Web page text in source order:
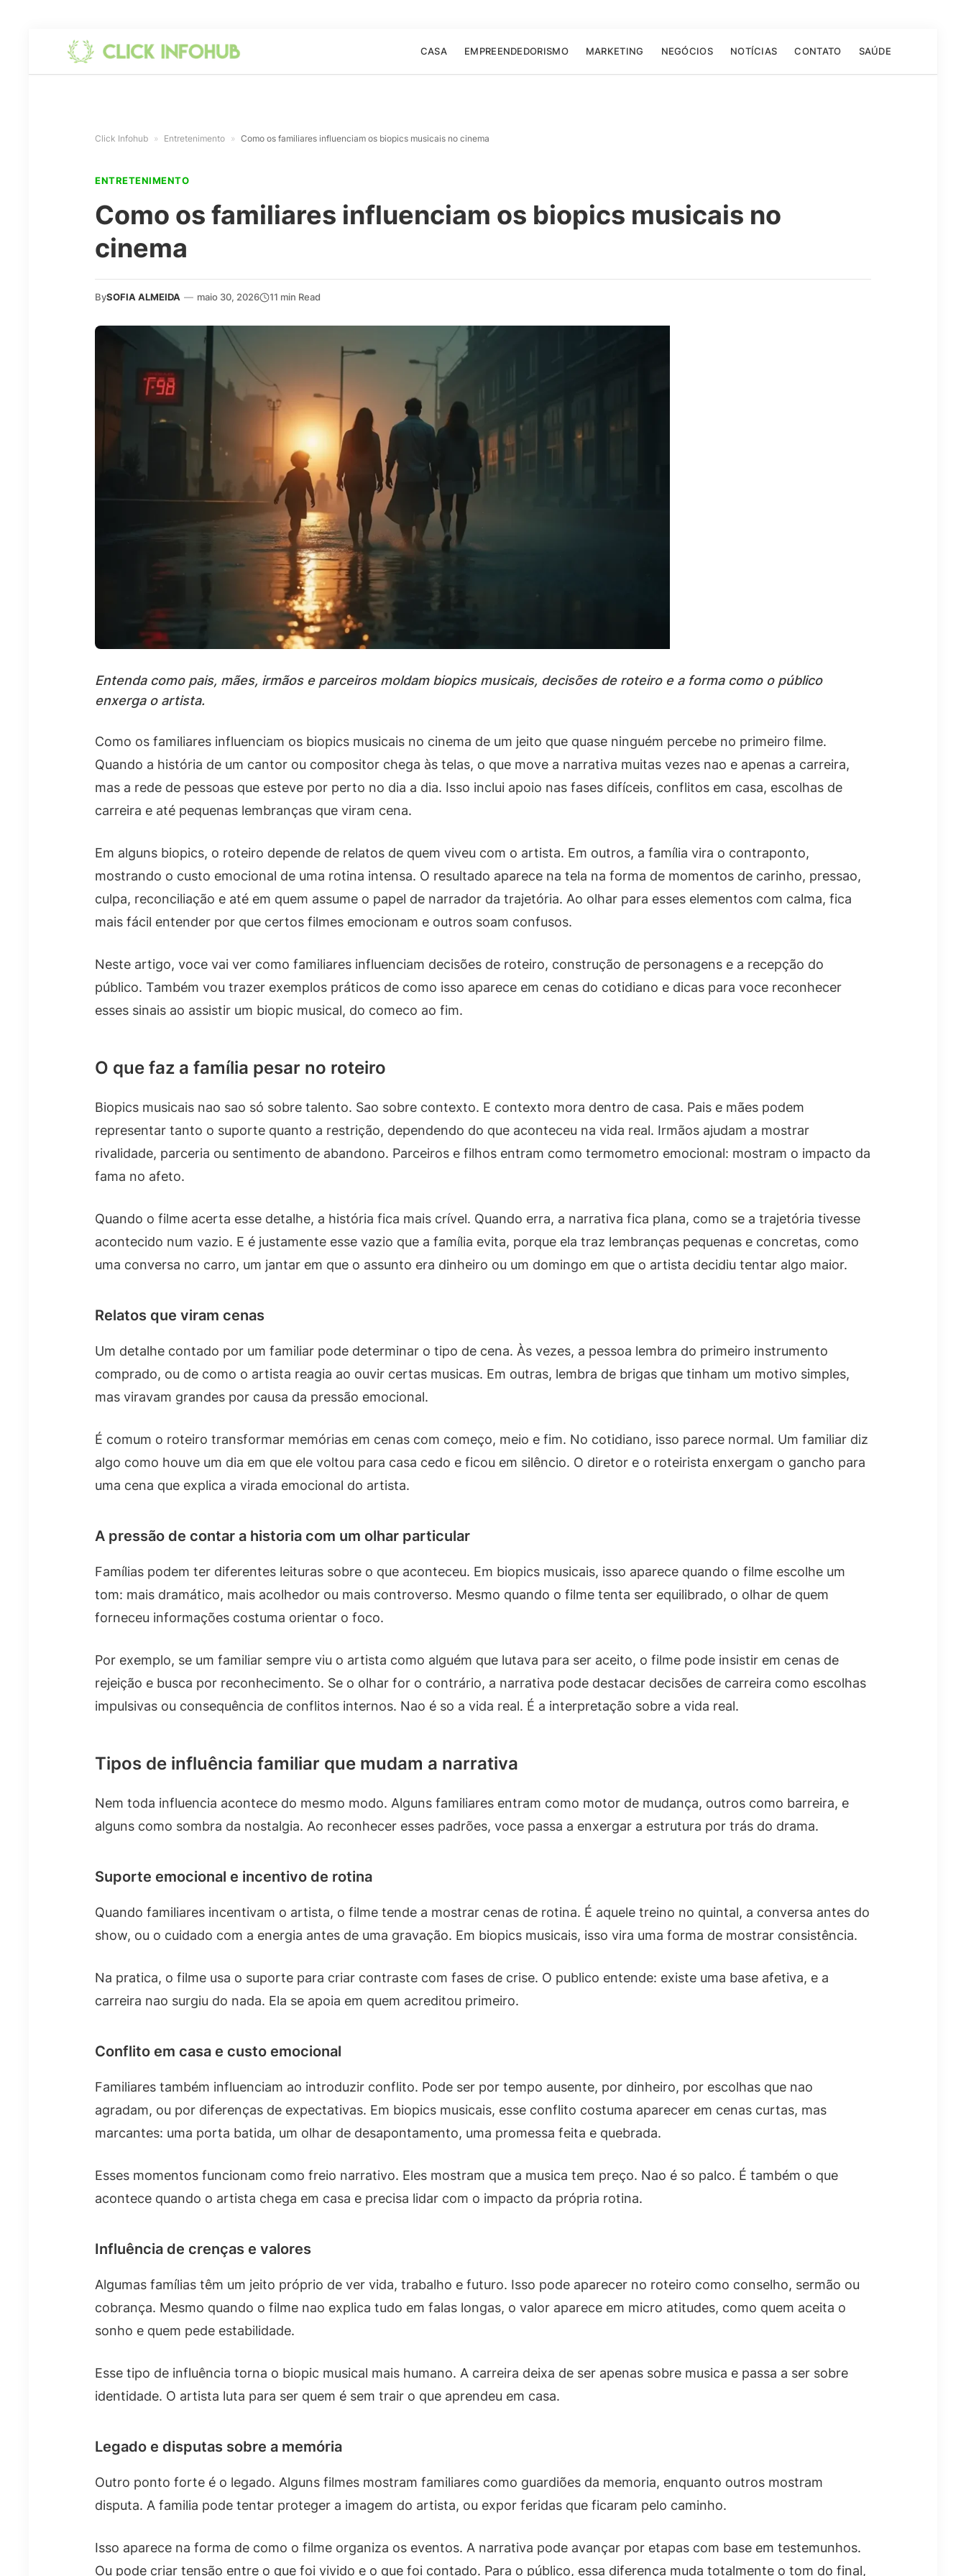
CASA EMPREENDEDORISMO MARKETING NEGÓCIOS NOTÍCIAS CONTATO SAÚDE
Click Infohub » Entretenimento » Como os familiares influenciam os biopics musicais no cinema
ENTRETENIMENTO
Como os familiares influenciam os biopics musicais no
cinema
BySOFIA ALMEIDA — maio 30, 2026 11 min Read
Entenda como pais, mães, irmãos e parceiros moldam biopics musicais, decisões de roteiro e a forma como o público
enxerga o artista.
Como os familiares influenciam os biopics musicais no cinema de um jeito que quase ninguém percebe no primeiro filme.
Quando a história de um cantor ou compositor chega às telas, o que move a narrativa muitas vezes nao e apenas a carreira,
mas a rede de pessoas que esteve por perto no dia a dia. Isso inclui apoio nas fases difíceis, conflitos em casa, escolhas de
carreira e até pequenas lembranças que viram cena.
Em alguns biopics, o roteiro depende de relatos de quem viveu com o artista. Em outros, a família vira o contraponto,
mostrando o custo emocional de uma rotina intensa. O resultado aparece na tela na forma de momentos de carinho, pressao,
culpa, reconciliação e até em quem assume o papel de narrador da trajetória. Ao olhar para esses elementos com calma, fica
mais fácil entender por que certos filmes emocionam e outros soam confusos.
Neste artigo, voce vai ver como familiares influenciam decisões de roteiro, construção de personagens e a recepção do
público. Também vou trazer exemplos práticos de como isso aparece em cenas do cotidiano e dicas para voce reconhecer
esses sinais ao assistir um biopic musical, do comeco ao fim.
O que faz a família pesar no roteiro
Biopics musicais nao sao só sobre talento. Sao sobre contexto. E contexto mora dentro de casa. Pais e mães podem
representar tanto o suporte quanto a restrição, dependendo do que aconteceu na vida real. Irmãos ajudam a mostrar
rivalidade, parceria ou sentimento de abandono. Parceiros e filhos entram como termometro emocional: mostram o impacto da
fama no afeto.
Quando o filme acerta esse detalhe, a história fica mais crível. Quando erra, a narrativa fica plana, como se a trajetória tivesse
acontecido num vazio. E é justamente esse vazio que a família evita, porque ela traz lembranças pequenas e concretas, como
uma conversa no carro, um jantar em que o assunto era dinheiro ou um domingo em que o artista decidiu tentar algo maior.
Relatos que viram cenas
Um detalhe contado por um familiar pode determinar o tipo de cena. Às vezes, a pessoa lembra do primeiro instrumento
comprado, ou de como o artista reagia ao ouvir certas musicas. Em outras, lembra de brigas que tinham um motivo simples,
mas viravam grandes por causa da pressão emocional.
É comum o roteiro transformar memórias em cenas com começo, meio e fim. No cotidiano, isso parece normal. Um familiar diz
algo como houve um dia em que ele voltou para casa cedo e ficou em silêncio. O diretor e o roteirista enxergam o gancho para
uma cena que explica a virada emocional do artista.
A pressão de contar a historia com um olhar particular
Famílias podem ter diferentes leituras sobre o que aconteceu. Em biopics musicais, isso aparece quando o filme escolhe um
tom: mais dramático, mais acolhedor ou mais controverso. Mesmo quando o filme tenta ser equilibrado, o olhar de quem
forneceu informações costuma orientar o foco.
Por exemplo, se um familiar sempre viu o artista como alguém que lutava para ser aceito, o filme pode insistir em cenas de
rejeição e busca por reconhecimento. Se o olhar for o contrário, a narrativa pode destacar decisões de carreira como escolhas
impulsivas ou consequência de conflitos internos. Nao é so a vida real. É a interpretação sobre a vida real.
Tipos de influência familiar que mudam a narrativa
Nem toda influencia acontece do mesmo modo. Alguns familiares entram como motor de mudança, outros como barreira, e
alguns como sombra da nostalgia. Ao reconhecer esses padrões, voce passa a enxergar a estrutura por trás do drama.
Suporte emocional e incentivo de rotina
Quando familiares incentivam o artista, o filme tende a mostrar cenas de rotina. É aquele treino no quintal, a conversa antes do
show, ou o cuidado com a energia antes de uma gravação. Em biopics musicais, isso vira uma forma de mostrar consistência.
Na pratica, o filme usa o suporte para criar contraste com fases de crise. O publico entende: existe uma base afetiva, e a
carreira nao surgiu do nada. Ela se apoia em quem acreditou primeiro.
Conflito em casa e custo emocional
Familiares também influenciam ao introduzir conflito. Pode ser por tempo ausente, por dinheiro, por escolhas que nao
agradam, ou por diferenças de expectativas. Em biopics musicais, esse conflito costuma aparecer em cenas curtas, mas
marcantes: uma porta batida, um olhar de desapontamento, uma promessa feita e quebrada.
Esses momentos funcionam como freio narrativo. Eles mostram que a musica tem preço. Nao é so palco. É também o que
acontece quando o artista chega em casa e precisa lidar com o impacto da própria rotina.
Influência de crenças e valores
Algumas famílias têm um jeito próprio de ver vida, trabalho e futuro. Isso pode aparecer no roteiro como conselho, sermão ou
cobrança. Mesmo quando o filme nao explica tudo em falas longas, o valor aparece em micro atitudes, como quem aceita o
sonho e quem pede estabilidade.
Esse tipo de influência torna o biopic musical mais humano. A carreira deixa de ser apenas sobre musica e passa a ser sobre
identidade. O artista luta para ser quem é sem trair o que aprendeu em casa.
Legado e disputas sobre a memória
Outro ponto forte é o legado. Alguns filmes mostram familiares como guardiões da memoria, enquanto outros mostram
disputa. A familia pode tentar proteger a imagem do artista, ou expor feridas que ficaram pelo caminho.
Isso aparece na forma de como o filme organiza os eventos. A narrativa pode avançar por etapas com base em testemunhos.
Ou pode criar tensão entre o que foi vivido e o que foi contado. Para o público, essa diferença muda totalmente o tom do final,